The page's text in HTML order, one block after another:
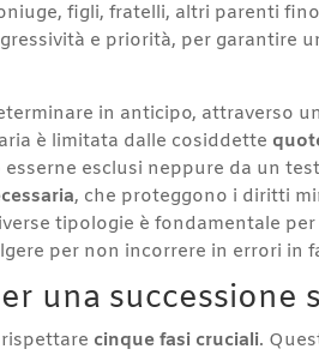
figli, fratelli, altri parenti
e priorità, per garantire
in anticipo, attraverso
è limitata dalle cosiddette
esclusi neppure da un
, che proteggono i diritti
tipologie è fondamentale
per non incorrere in errori in
una successione
cinque fasi cruciali.